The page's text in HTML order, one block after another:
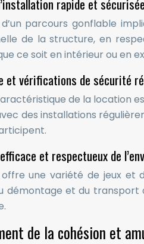
rapide et sécurisée
parcours gonflable
de la structure, en
ce soit en intérieur ou en
et vérifications de sécurité
de la location
des installations
et respectueux de
une variété de jeux et
démontage et du transport
de la cohésion et